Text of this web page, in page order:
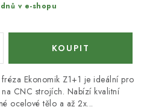
v e-shopu
Ekonomik Z1+1 je ideální pro
CNC strojích. Nabízí kvalitní
ocelové tělo a až 2x...